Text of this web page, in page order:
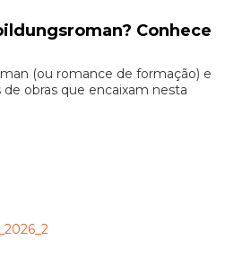
Conhece
(ou romance de formação) e
obras que encaixam nesta